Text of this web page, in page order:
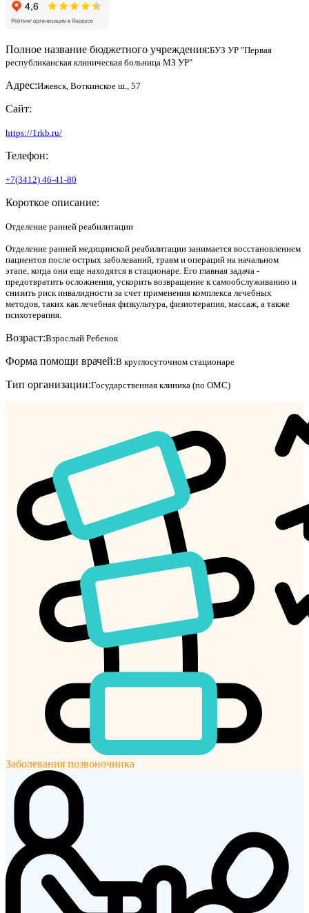
Полное название бюджетного учреждения:БУЗ УР "Первая
республиканская клиническая больница МЗ УР"
Адрес:Ижевск, Воткинское ш., 57
Сайт:
https://1rkb.ru/
Телефон:
+7(3412) 46-41-80
Короткое описание:
Отделение ранней реабилитации
Отделение ранней медицинской реабилитации занимается восстановлением
пациентов после острых заболеваний, травм и операций на начальном
этапе, когда они еще находятся в стационаре. Его главная задача -
предотвратить осложнения, ускорить возвращение к самообслуживанию и
снизить риск инвалидности за счет применения комплекса лечебных
методов, таких как лечебная физкультура, физиотерапия, массаж, а также
психотерапия.
Возраст:Взрослый Ребенок
Форма помощи врачей:В круглосуточном стационаре
Тип организации:Государственная клиника (по ОМС)
Заболевания позвоночника